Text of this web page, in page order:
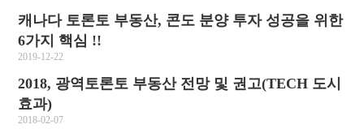
캐나다 토론토 부동산, 콘도 분양 투자 성공을 위한
6가지 핵심 !!
2019-12-22
2018, 광역토론토 부동산 전망 및 권고(TECH 도시
효과)
2018-02-07